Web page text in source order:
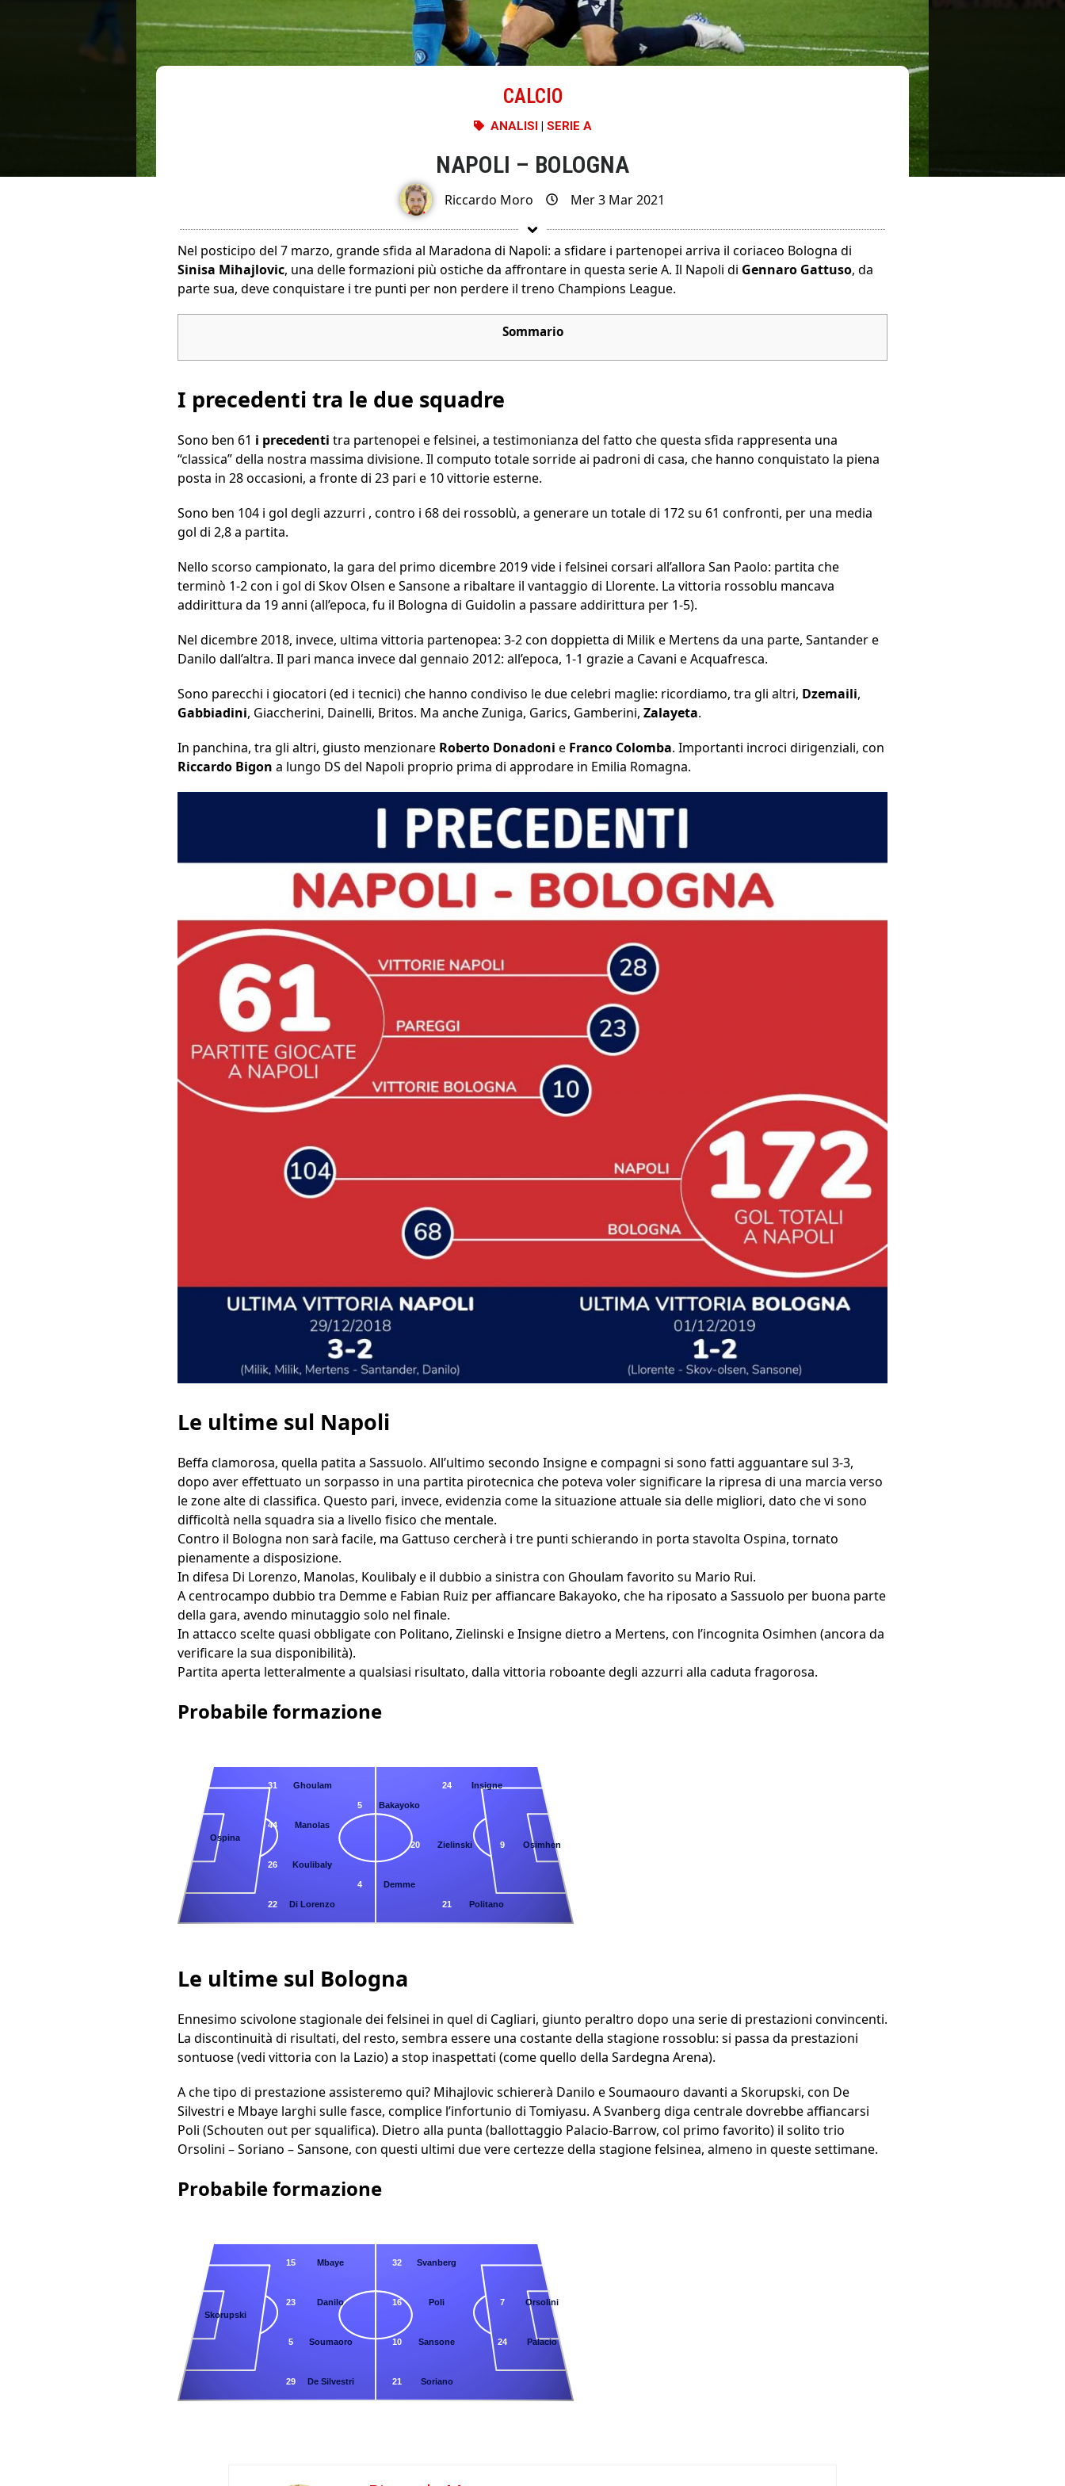
CALCIO
ANALISI| SERIE A
NAPOLI – BOLOGNA
Riccardo Moro Mer 3 Mar 2021
Nel posticipo del 7 marzo, grande sfida al Maradona di Napoli: a sfidare i partenopei arriva il coriaceo Bologna di
Sinisa Mihajlovic, una delle formazioni più ostiche da affrontare in questa serie A. Il Napoli di Gennaro Gattuso, da
parte sua, deve conquistare i tre punti per non perdere il treno Champions League.
Sommario
I precedenti tra le due squadre
Sono ben 61 i precedenti tra partenopei e felsinei, a testimonianza del fatto che questa sfida rappresenta una
“classica” della nostra massima divisione. Il computo totale sorride ai padroni di casa, che hanno conquistato la piena
posta in 28 occasioni, a fronte di 23 pari e 10 vittorie esterne.
Sono ben 104 i gol degli azzurri , contro i 68 dei rossoblù, a generare un totale di 172 su 61 confronti, per una media
gol di 2,8 a partita.
Nello scorso campionato, la gara del primo dicembre 2019 vide i felsinei corsari all’allora San Paolo: partita che
terminò 1-2 con i gol di Skov Olsen e Sansone a ribaltare il vantaggio di Llorente. La vittoria rossoblu mancava
addirittura da 19 anni (all’epoca, fu il Bologna di Guidolin a passare addirittura per 1-5).
Nel dicembre 2018, invece, ultima vittoria partenopea: 3-2 con doppietta di Milik e Mertens da una parte, Santander e
Danilo dall’altra. Il pari manca invece dal gennaio 2012: all’epoca, 1-1 grazie a Cavani e Acquafresca.
Sono parecchi i giocatori (ed i tecnici) che hanno condiviso le due celebri maglie: ricordiamo, tra gli altri, Dzemaili,
Gabbiadini, Giaccherini, Dainelli, Britos. Ma anche Zuniga, Garics, Gamberini, Zalayeta.
In panchina, tra gli altri, giusto menzionare Roberto Donadoni e Franco Colomba. Importanti incroci dirigenziali, con
Riccardo Bigon a lungo DS del Napoli proprio prima di approdare in Emilia Romagna.
Le ultime sul Napoli
Beffa clamorosa, quella patita a Sassuolo. All’ultimo secondo Insigne e compagni si sono fatti agguantare sul 3-3,
dopo aver effettuato un sorpasso in una partita pirotecnica che poteva voler significare la ripresa di una marcia verso
le zone alte di classifica. Questo pari, invece, evidenzia come la situazione attuale sia delle migliori, dato che vi sono
difficoltà nella squadra sia a livello fisico che mentale.
Contro il Bologna non sarà facile, ma Gattuso cercherà i tre punti schierando in porta stavolta Ospina, tornato
pienamente a disposizione.
In difesa Di Lorenzo, Manolas, Koulibaly e il dubbio a sinistra con Ghoulam favorito su Mario Rui.
A centrocampo dubbio tra Demme e Fabian Ruiz per affiancare Bakayoko, che ha riposato a Sassuolo per buona parte
della gara, avendo minutaggio solo nel finale.
In attacco scelte quasi obbligate con Politano, Zielinski e Insigne dietro a Mertens, con l’incognita Osimhen (ancora da
verificare la sua disponibilità).
Partita aperta letteralmente a qualsiasi risultato, dalla vittoria roboante degli azzurri alla caduta fragorosa.
Probabile formazione
Ospina
31 Ghoulam
44 Manolas
26 Koulibaly
22 Di Lorenzo
5 Bakayoko
4 Demme
24 Insigne
20 Zielinski
21 Politano
9 Osimhen
Le ultime sul Bologna
Ennesimo scivolone stagionale dei felsinei in quel di Cagliari, giunto peraltro dopo una serie di prestazioni convincenti.
La discontinuità di risultati, del resto, sembra essere una costante della stagione rossoblu: si passa da prestazioni
sontuose (vedi vittoria con la Lazio) a stop inaspettati (come quello della Sardegna Arena).
A che tipo di prestazione assisteremo qui? Mihajlovic schiererà Danilo e Soumaouro davanti a Skorupski, con De
Silvestri e Mbaye larghi sulle fasce, complice l’infortunio di Tomiyasu. A Svanberg diga centrale dovrebbe affiancarsi
Poli (Schouten out per squalifica). Dietro alla punta (ballottaggio Palacio-Barrow, col primo favorito) il solito trio
Orsolini – Soriano – Sansone, con questi ultimi due vere certezze della stagione felsinea, almeno in queste settimane.
Probabile formazione
Skorupski
15 Mbaye
23 Danilo
5 Soumaoro
29 De Silvestri
32 Svanberg
16 Poli
10 Sansone
21 Soriano
7 Orsolini
24 Palacio